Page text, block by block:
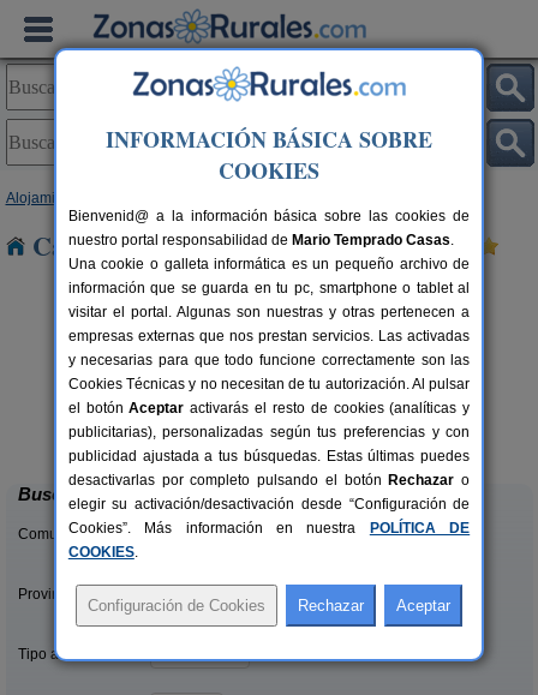
Alojamientos
Casas Rurales cerca de Riumar
2-20 pers.
desde25 €
Lo Trabucador Alojamiento Rural
Poble Nou del Delta (Tarragona)
Buscar
Comunidades:
Provincias/Islas:
Tipo alquiler:
INFORMACIÓN BÁSICA SOBRE
COOKIES
Bienvenid@ a la información básica sobre las cookies de
nuestro portal responsabilidad de Mario Temprado Casas.
Una cookie o galleta informática es un pequeño archivo de
información que se guarda en tu pc, smartphone o tablet al
visitar el portal. Algunas son nuestras y otras pertenecen a
empresas externas que nos prestan servicios. Las activadas
y necesarias para que todo funcione correctamente son las
Cookies Técnicas y no necesitan de tu autorización. Al pulsar
el botónAceptar activarás el resto de cookies (analíticas y
publicitarias), personalizadas según tus preferencias y con
publicidad ajustada a tus búsquedas. Estas últimas puedes
desactivarlas por completo pulsando el botón Rechazar o
elegir su activación/desactivación desde “Configuración de
Cookies”. Más información en nuestra
POLÍTICA DE
COOKIES.